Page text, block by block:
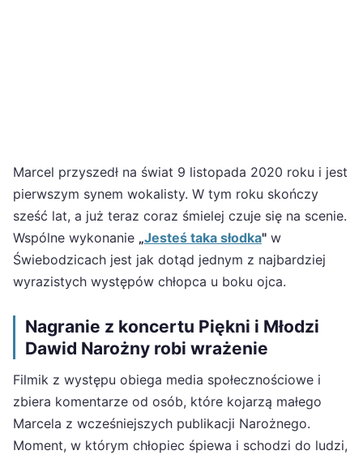
Marcel przyszedł na świat 9 listopada 2020 roku i jest
pierwszym synem wokalisty. W tym roku skończy
sześć lat, a już teraz coraz śmielej czuje się na scenie.
Wspólne wykonanie „Jesteś taka słodka" w
Świebodzicach jest jak dotąd jednym z najbardziej
wyrazistych występów chłopca u boku ojca.
Nagranie z koncertu Piękni i Młodzi
Dawid Narożny robi wrażenie
Filmik z występu obiega media społecznościowe i
zbiera komentarze od osób, które kojarzą małego
Marcela z wcześniejszych publikacji Narożnego.
Moment, w którym chłopiec śpiewa i schodzi do ludzi,